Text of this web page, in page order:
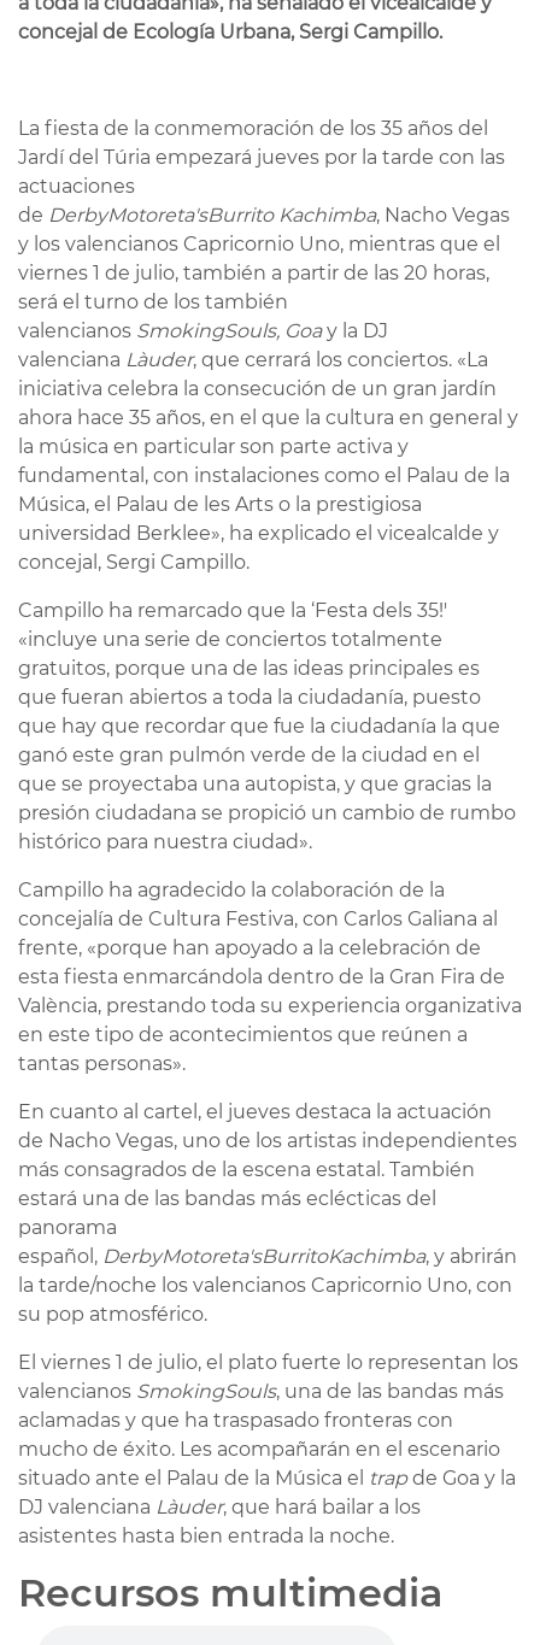
concejal de Ecología Urbana, Sergi Campillo.
La fiesta de la conmemoración de los 35 años del
Jardí del Túria empezará jueves por la tarde con las
actuaciones
de DerbyMotoreta'sBurritoKachimba, Nacho Vegas
y los valencianos Capricornio Uno, mientras que el
viernes 1 de julio, también a partir de las 20 horas,
será el turno de los también
valencianos SmokingSouls, Goay la DJ
valenciana Làuder, que cerrará los conciertos. «La
iniciativa celebra la consecución de un gran jardín
ahora hace 35 años, en el que la cultura en general y
la música en particular son parte activa y
fundamental, con instalaciones como el Palau de la
Música, el Palau de les Arts o la prestigiosa
universidad Berklee», ha explicado el vicealcalde y
concejal, Sergi Campillo.
Campillo ha remarcado que la ‘Festa dels 35!'
«incluye una serie de conciertos totalmente
gratuitos, porque una de las ideas principales es
que fueran abiertos a toda la ciudadanía, puesto
que hay que recordar que fue la ciudadanía la que
ganó este gran pulmón verde de la ciudad en el
que se proyectaba una autopista, y que gracias la
presión ciudadana se propició un cambio de rumbo
histórico para nuestra ciudad».
Campillo ha agradecido la colaboración de la
concejalía de Cultura Festiva, con Carlos Galiana al
frente, «porque han apoyado a la celebración de
esta fiesta enmarcándola dentro de la Gran Fira de
València, prestando toda su experiencia organizativa
en este tipo de acontecimientos que reúnen a
tantas personas».
En cuanto al cartel, el jueves destaca la actuación
de Nacho Vegas, uno de los artistas independientes
más consagrados de la escena estatal. También
estará una de las bandas más eclécticas del
panorama
español, DerbyMotoreta'sBurritoKachimba, y abrirán
la tarde/noche los valencianos Capricornio Uno, con
su pop atmosférico.
El viernes 1 de julio, el plato fuerte lo representan los
valencianos SmokingSouls, una de las bandas más
aclamadas y que ha traspasado fronteras con
mucho de éxito. Les acompañarán en el escenario
situado ante el Palau de la Música el trapde Goa y la
DJ valenciana Làuder, que hará bailar a los
asistentes hasta bien entrada la noche.
Recursos multimedia